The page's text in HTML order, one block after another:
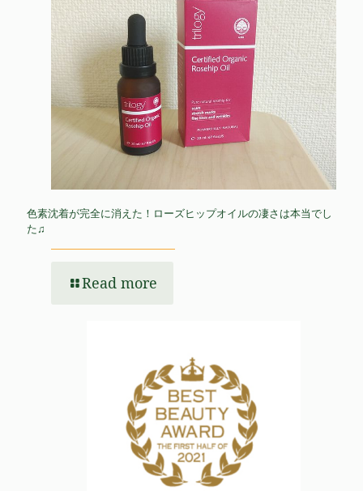
色素沈着が完全に消えた！ローズヒップオイルの凄さは本当でし
た♫
Read more